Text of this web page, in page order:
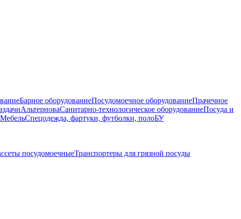
Барное оборудованиеПосудомоечное оборудованиеПрачечное
АльтерноваСанитарно-технологическое оборудованиеПосуда и
МебельСпецодежда, фартуки, футболки, полоБУ
посудомоечныеТранспортеры для грязной посуды